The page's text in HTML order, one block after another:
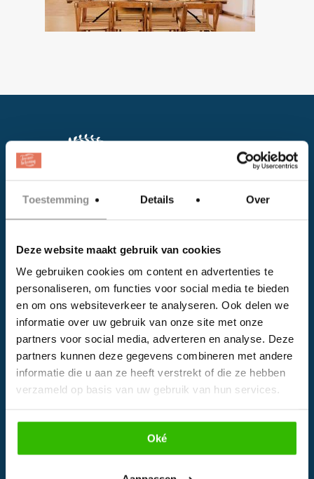
Toestemming Details Over
Deze website maakt gebruik van cookies
We gebruiken cookies om content en advertenties te
personaliseren, om functies voor social media te bieden
en om ons websiteverkeer te analyseren. Ook delen we
informatie over uw gebruik van onze site met onze
partners voor social media, adverteren en analyse. Deze
partners kunnen deze gegevens combineren met andere
informatie die u aan ze heeft verstrekt of die ze hebben
verzameld op basis van uw gebruik van hun services.
Oké
Facebook
Instagram
EVENTS
Kalender
Impressie
Weddingplanner